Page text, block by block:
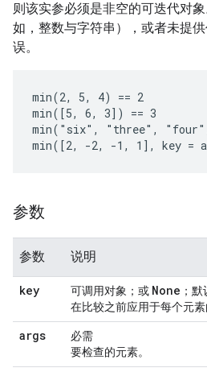
则该实参必须是非空的可迭代对
如，整数与字符串），或者未提
误。
min(2, 5, 4) == 2
min([5, 6, 3]) == 3
min("six", "three",
参数
参数 说明
key 可调用对象；或 None ；
在比较之前应用于每个元素
args
必需
要检查的元素。